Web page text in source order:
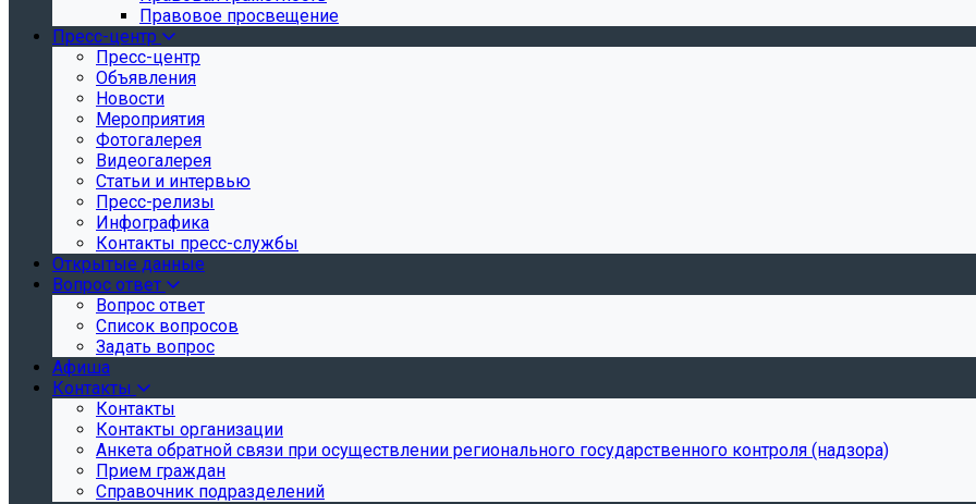
Правовое просвещение
Пресс-центр
Пресс-центр
Объявления
Новости
Мероприятия
Фотогалерея
Видеогалерея
Статьи и интервью
Пресс-релизы
Инфографика
Контакты пресс-службы
Открытые данные
Вопрос ответ
Вопрос ответ
Список вопросов
Задать вопрос
Афиша
Контакты
Контакты
Контакты организации
Анкета обратной связи при осуществлении регионального государственного контроля (надзора)
Прием граждан
Справочник подразделений